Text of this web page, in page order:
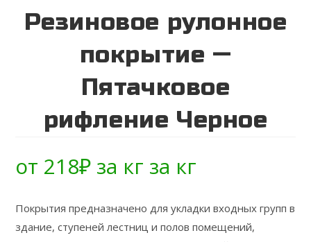
Резиновое рулонное
покрытие —
Пятачковое
рифление Черное
от 218₽ за кг за кг
Покрытия предназначено для укладки входных групп в
здание, ступеней лестниц и полов помещений,